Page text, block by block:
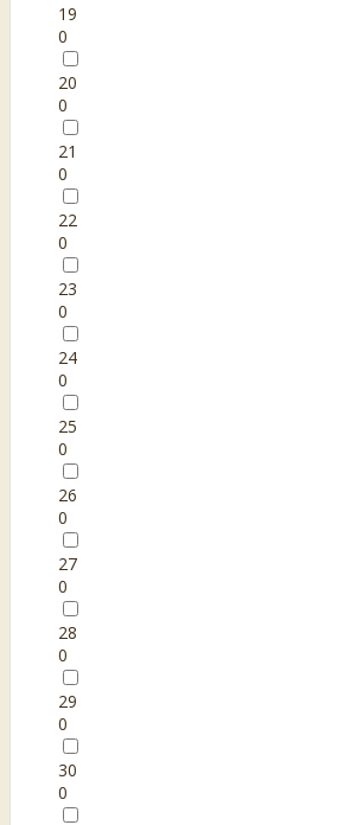
19
0
20
0
21
0
22
0
23
0
24
0
25
0
26
0
27
0
28
0
29
0
30
0